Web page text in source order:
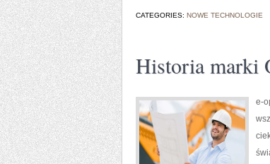
CATEGORIES: NOWE TECHNOLOGIE
Historia marki
e-